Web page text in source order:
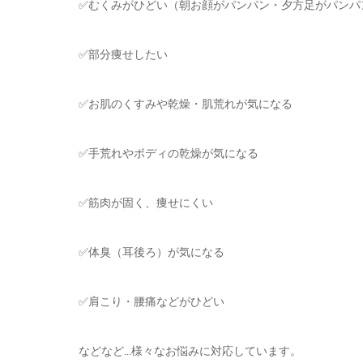
✅むくみがひどい（朝お顔がパンパン・夕方足がパン
✅部分痩せしたい
✅お肌のくすみや乾燥・肌荒れが気になる
✅手荒れやボディの乾燥が気になる
✅筋肉が固く、痩せにくい
✅体臭（耳後ろ）が気になる
✅肩こり・腰痛などがひどい
などなど…様々なお悩みに対応しています。